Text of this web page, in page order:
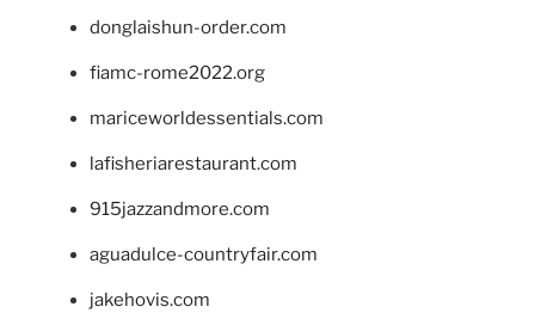
donglaishun-order.com
fiamc-rome2022.org
mariceworldessentials.com
lafisheriarestaurant.com
915jazzandmore.com
aguadulce-countryfair.com
jakehovis.com